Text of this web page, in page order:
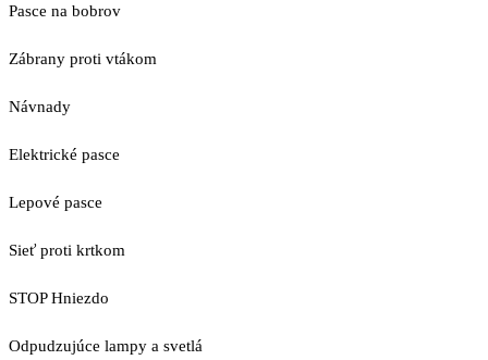
Pasce na bobrov
Zábrany proti vtákom
Návnady
Elektrické pasce
Lepové pasce
Sieť proti krtkom
STOP Hniezdo
Odpudzujúce lampy a svetlá